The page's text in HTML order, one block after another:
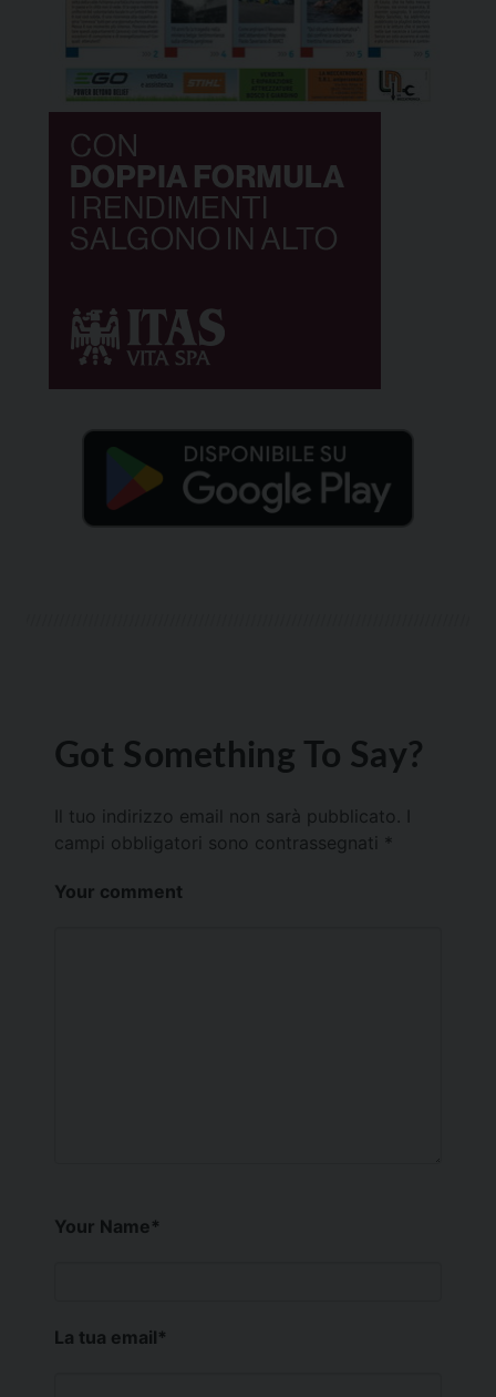
Got Something To Say?
Il tuo indirizzo email non sarà pubblicato.
campi obbligatori sono contrassegnati *
Your comment
Your Name*
La tua email*